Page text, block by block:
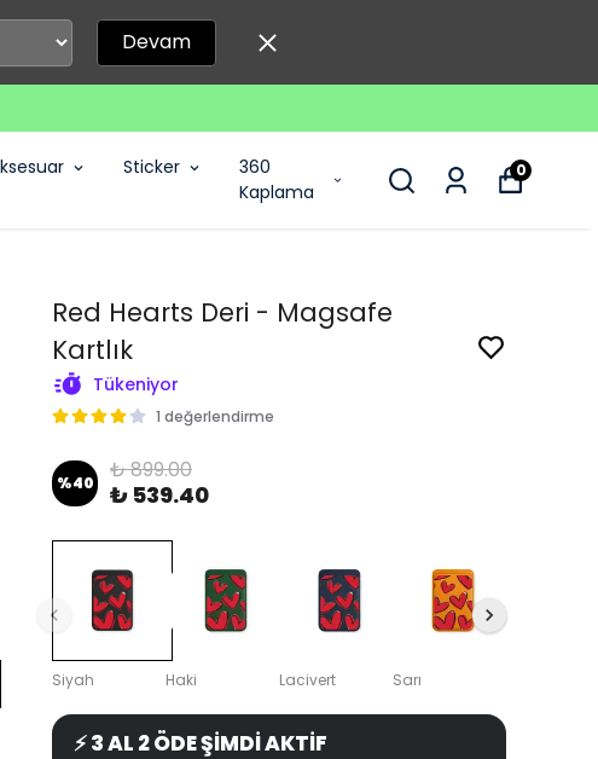
Devam
Sticker
360
Kaplama
0
Red Hearts Deri - Magsafe
Kartlık
Tükeniyor
1 değerlendirme
%40 ₺ 899.00
₺ 539.40
Siyah Haki Lacivert Sarı
⚡ 3 AL 2 ÖDE ŞİMDİ AKTİF